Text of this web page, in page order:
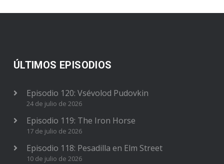
ÚLTIMOS EPISODIOS
Episodio 120: Vsévolod Pudovkin
24 de julio de 2026
Episodio 119: The Iron Horse
17 de julio de 2026
Episodio 118: Pesadilla en Elm Street
10 de julio de 2026